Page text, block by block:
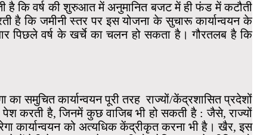
है कि वर्ष की शुरुआत में अनुमानित बजट में ही फंड में कटौती
है कि जमीनी स्तर पर इस योजना के सुचारू कार्यान्वयन के
पिछले वर्ष के खर्चे का चलन हो सकता है। गौरतलब है कि
समुचित कार्यान्वयन पूरी तरह राज्यों/केंद्रशासित प्रदेशों
करती है, जिनमें कुछ वाजिब भी हो सकती है : जैसे, राज्यों
कार्यान्वयन को अत्यधिक केंद्रीकृत करना भी है। खैर, इस